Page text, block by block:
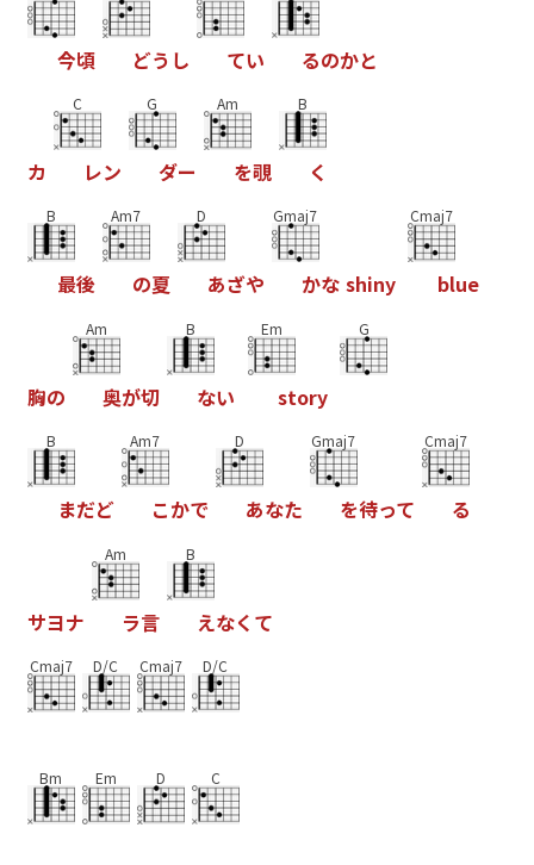
今頃 どう し てい るのかと
カ
C
レン
G
ダー
Am
を覗
B
く
B
最後
Am7
の夏
D
あざや
Gmaj7
かな shiny
Cmaj7
blue
胸の
Am
奥が切
B
ない
Em
story
G
B
まだど
Am7
こかで
D
あなた
Gmaj7
を待って
Cmaj7
る
サヨナ
Am
ラ言
B
えなく て
Cmaj7 D/C Cmaj7 D/C
Bm Em D C